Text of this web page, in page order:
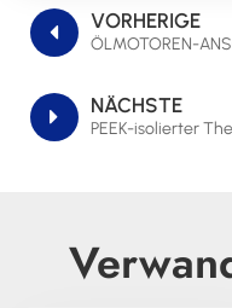
VORHERIGE
ÖLMOTOREN-
NÄCHSTE
PEEK-isolierter